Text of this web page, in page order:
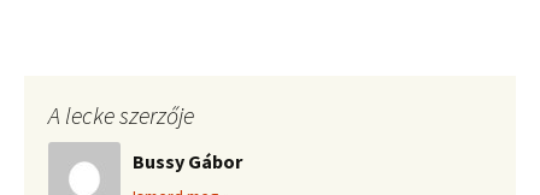
A lecke szerzője
Bussy Gábor